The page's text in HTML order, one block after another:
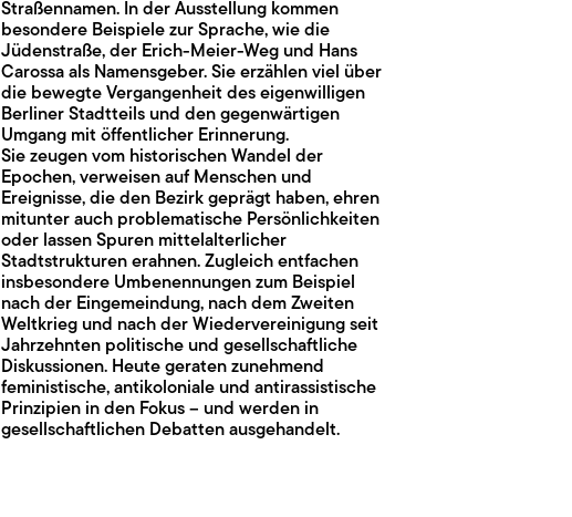
Straßennamen. In der Ausstellung kommen
besondere Beispiele zur Sprache, wie die
Jüdenstraße, der Erich-Meier-Weg und Hans
Carossa als Namensgeber. Sie erzählen viel über
die bewegte Vergangenheit des eigenwilligen
Berliner Stadtteils und den gegenwärtigen
Umgang mit öffentlicher Erinnerung.
Sie zeugen vom historischen Wandel der
Epochen, verweisen auf Menschen und
Ereignisse, die den Bezirk geprägt haben, ehren
mitunter auch problematische Persönlichkeiten
oder lassen Spuren mittelalterlicher
Stadtstrukturen erahnen. Zugleich entfachen
insbesondere Umbenennungen zum Beispiel
nach der Eingemeindung, nach dem Zweiten
Weltkrieg und nach der Wiedervereinigung seit
Jahrzehnten politische und gesellschaftliche
Diskussionen. Heute geraten zunehmend
feministische, antikoloniale und antirassistische
Prinzipien in den Fokus – und werden in
gesellschaftlichen Debatten ausgehandelt.